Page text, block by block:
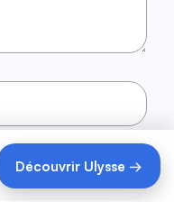
Découvrir Ulysse →